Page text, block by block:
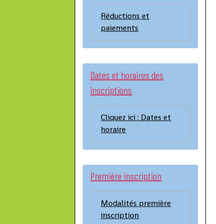
Réductions et
paiements
Dates et horaires des
inscriptions
Cliquez ici : Dates et
horaire
Première inscription
Modalités première
inscription